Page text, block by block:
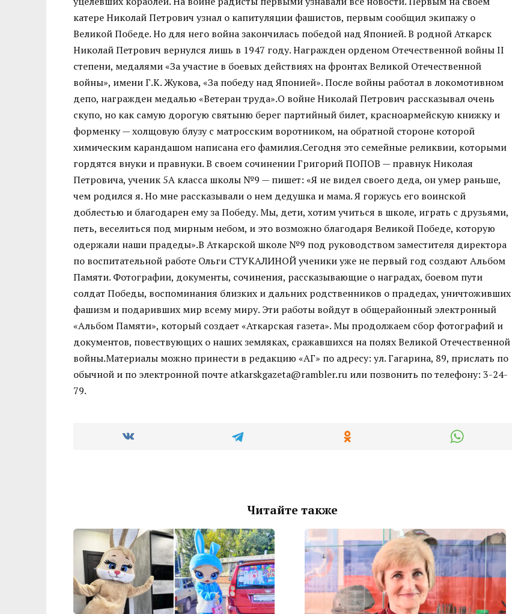
катере Николай Петрович узнал о капитуляции фашистов, первым сообщил экипажу о
Великой Победе. Но для него война закончилась победой над Японией. В родной Аткарск
Николай Петрович вернулся лишь в 1947 году. Награжден орденом Отечественной войны II
степени, медалями «За участие в боевых действиях на фронтах Великой Отечественной
войны», имени Г.К. Жукова, «За победу над Японией». После войны работал в локомотивном
депо, награжден медалью «Ветеран труда».О войне Николай Петрович рассказывал очень
скупо, но как самую дорогую святыню берег партийный билет, красноармейскую книжку и
форменку — холщовую блузу с матросским воротником, на обратной стороне которой
химическим карандашом написана его фамилия.Сегодня это семейные реликвии, которыми
гордятся внуки и правнуки. В своем сочинении Григорий ПОПОВ — правнук Николая
Петровича, ученик 5А класса школы №9 — пишет: «Я не видел своего деда, он умер раньше,
чем родился я. Но мне рассказывали о нем дедушка и мама. Я горжусь его воинской
доблестью и благодарен ему за Победу. Мы, дети, хотим учиться в школе, играть с друзьями,
петь, веселиться под мирным небом, и это возможно благодаря Великой Победе, которую
одержали наши прадеды».В Аткарской школе №9 под руководством заместителя директора
по воспитательной работе Ольги СТУКАЛИНОЙ ученики уже не первый год создают Альбом
Памяти. Фотографии, документы, сочинения, рассказывающие о наградах, боевом пути
солдат Победы, воспоминания близких и дальних родственников о прадедах, уничтоживших
фашизм и подаривших мир всему миру. Эти работы войдут в общерайонный электронный
«Альбом Памяти», который создает «Аткарская газета». Мы продолжаем сбор фотографий и
документов, повествующих о наших земляках, сражавшихся на полях Великой Отечественной
войны.Материалы можно принести в редакцию «АГ» по адресу: ул. Гагарина, 89, прислать по
обычной и по электронной почте atkarskgazeta@rambler.ru или позвонить по телефону: 3-24-
79.
Читайте также